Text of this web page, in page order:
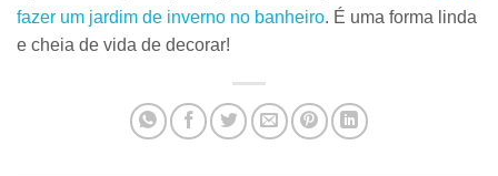
fazer um jardim de inverno no banheiro. É uma forma linda
e cheia de vida de decorar!